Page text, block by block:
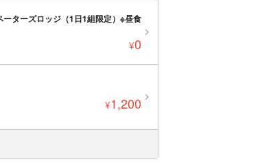
ーターズロッジ（1日1組限定）※昼食
¥0
¥1,200